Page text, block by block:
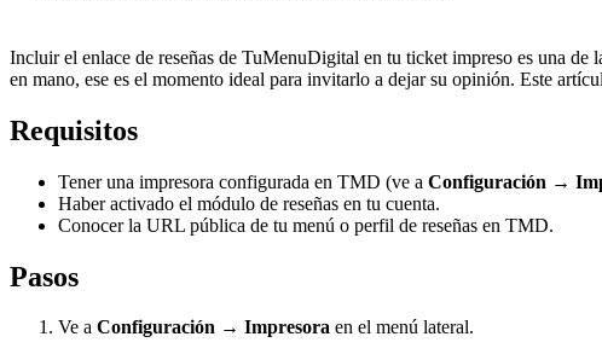
Incluir el enlace de reseñas de TuMenuDigital en tu ticket impreso es una
en mano, ese es el momento ideal para invitarlo a dejar su opinión. Este
Requisitos
Tener una impresora configurada en TMD (ve a Configuración →
Haber activado el módulo de reseñas en tu cuenta.
Conocer la URL pública de tu menú o perfil de reseñas en TMD.
Pasos
Ve a Configuración → Impresora en el menú lateral.